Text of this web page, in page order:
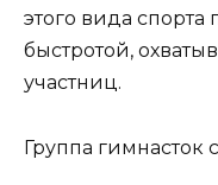
этого вида
быстротой,
участниц.
Группа гимнасток